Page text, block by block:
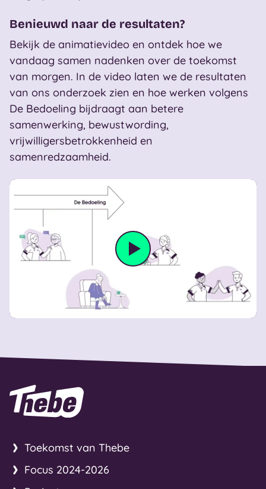
Benieuwd naar de resultaten?
Bekijk de animatievideo en ontdek hoe we
vandaag samen nadenken over de toekomst
van morgen. In de video laten we de resultaten
van ons onderzoek zien en hoe werken volgens
De Bedoeling bijdraagt aan betere
samenwerking, bewustwording,
vrijwilligersbetrokkenheid en
samenredzaamheid.
Video
Naar homepage
Toekomst van Thebe
Focus 2024-2026